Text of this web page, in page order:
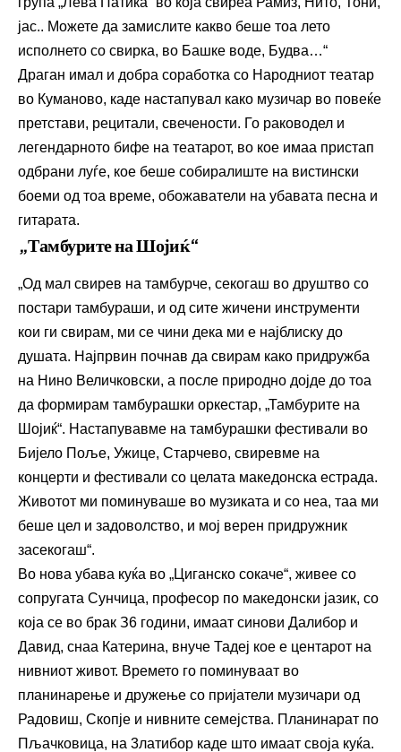
јас.. Можете да замислите какво беше тоа лето
исполнето со свирка, во Башке воде, Будва…“
Драган имал и добра соработка со Народниот театар
во Куманово, каде настапувал како музичар во повеќе
претстави, рецитали, свечености. Го раководел и
легендарното бифе на театарот, во кое имаа пристап
одбрани луѓе, кое беше собиралиште на вистински
боеми од тоа време, обожаватели на убавата песна и
гитарата.
„Тамбурите на Шојиќ“
„Од мал свирев на тамбурче, секогаш во друштво со
постари тамбураши, и од сите жичени инструменти
кои ги свирам, ми се чини дека ми е најблиску до
душата. Најпрвин почнав да свирам како придружба
на Нино Величковски, а после природно дојде до тоа
да формирам тамбурашки оркестар, „Тамбурите на
Шојиќ“. Настапувавме на тамбурашки фестивали во
Бијело Поље, Ужице, Старчево, свиревме на
концерти и фестивали со целата македонска естрада.
Животот ми поминуваше во музиката и со неа, таа ми
беше цел и задоволство, и мој верен придружник
засекогаш“.
Во нова убава куќа во „Циганско сокаче“, живее со
сопругата Сунчица, професор по македонски јазик, со
која се во брак З6 години, имаат синови Далибор и
Давид, снаа Катерина, внуче Тадеј кое е центарот на
нивниот живот. Времето го поминуваат во
планинарење и дружење со пријатели музичари од
Радовиш, Скопје и нивните семејства. Планинарат по
Пљачковица, на 3латибор каде што имаат своја куќа.